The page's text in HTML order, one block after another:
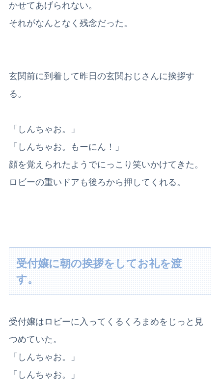
かせてあげられない。
それがなんとなく残念だった。
玄関前に到着して昨日の玄関おじさんに挨拶す
る。
「しんちゃお。」
「しんちゃお。もーにん！」
顔を覚えられたようでにっこり笑いかけてきた。
ロビーの重いドアも後ろから押してくれる。
受付嬢に朝の挨拶をしてお礼を渡
す。
受付嬢はロビーに入ってくるくろまめをじっと見
つめていた。
「しんちゃお。」
「しんちゃお。」